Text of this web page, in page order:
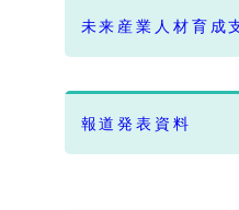
未来産業人材育成
報道発表資料